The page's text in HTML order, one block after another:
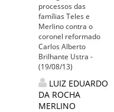
processos das
famílias Teles e
Merlino contra o
coronel reformado
Carlos Alberto
Brilhante Ustra -
(19/08/13)
LUIZ EDUARDO
DA ROCHA
MERLINO